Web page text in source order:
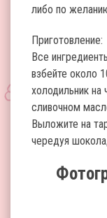
либо по
Приготовление:
Все
взбейте около
холодильник на
сливочном
Выложите на
чередуя